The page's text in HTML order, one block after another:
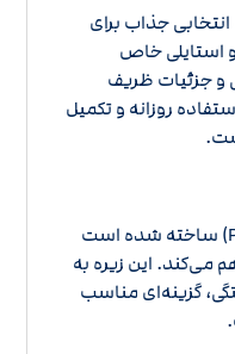
سگک تخت، انتخابی جذاب برای
و استایلی خاص
و جزئیات ظریف
روزانه و تکمیل
زیره این اسلیپر از پلی‌یورتان (PVC) ساخته شده است
می‌کند. این زیره به
گزینه‌ای مناسب